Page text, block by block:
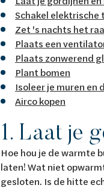
Schakel
Zet 's nachts het
Plaats een
Plaats zonwerend
Plant bomen
Isoleer je muren en
Airco kopen
1. Laat je
Hoe hou je de warmte
laten! Wat niet
gesloten. Is de hitte